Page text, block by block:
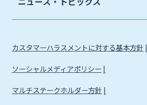
カスタマーハラスメントに対する基本方針
ソーシャルメディアポリシー
マルチステークホルダー方針